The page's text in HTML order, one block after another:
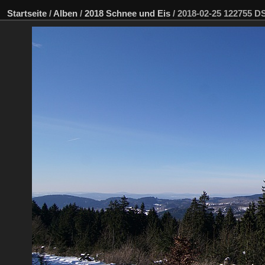
Startseite / Alben / 2018 Schnee und Eis / 2018-02-25 122755